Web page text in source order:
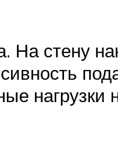
На стену